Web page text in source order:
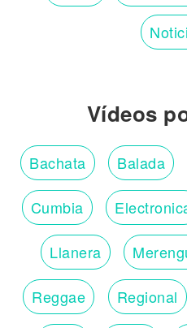
Vídeos
Bachata Balada
Cumbia
Llanera
Reggae Regional